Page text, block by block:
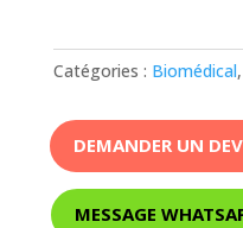
Catégories : Biomédical,
DEMANDER UN
MESSAGE